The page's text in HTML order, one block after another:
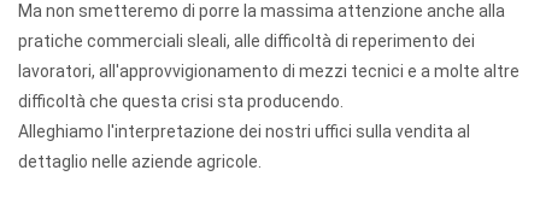
Ma non smetteremo di porre la massima attenzione anche alla
pratiche commerciali sleali, alle difficoltà di reperimento dei
lavoratori, all'approvvigionamento di mezzi tecnici e a molte altre
difficoltà che questa crisi sta producendo.
Alleghiamo l'interpretazione dei nostri uffici sulla vendita al
dettaglio nelle aziende agricole.